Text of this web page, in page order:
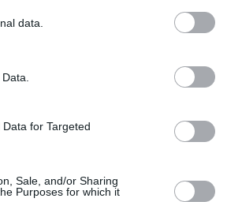
data.
for Targeted
Sale, and/or Sharing
Purposes for which it
las extras se
“Desde el
a
que se
“Hay parte
en descansos y
de cualquier
es que las